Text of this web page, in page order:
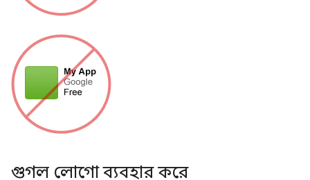
গুগল লোগো ব্যবহার করে